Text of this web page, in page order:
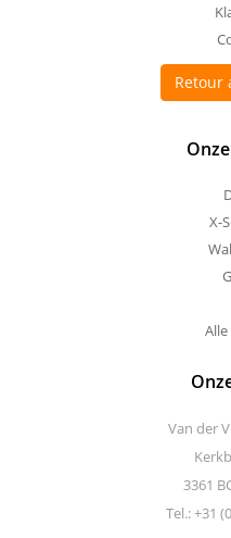
Retour
X-
Van der
3361
Tel.: +31